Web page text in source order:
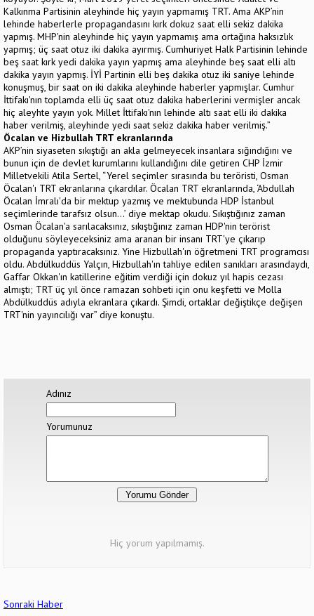
Kalkınma Partisinin aleyhinde hiç yayın yapmamış TRT. Ama AKP’nin
lehinde haberlerle propagandasını kırk dokuz saat elli sekiz dakika
yapmış. MHP'nin aleyhinde hiç yayın yapmamış ama ortağına haksızlık
yapmış; üç saat otuz iki dakika ayırmış. Cumhuriyet Halk Partisinin lehinde
beş saat kırk yedi dakika yayın yapmış ama aleyhinde beş saat elli altı
dakika yayın yapmış. İYİ Partinin elli beş dakika otuz iki saniye lehinde
konuşmuş, bir saat on iki dakika aleyhinde haberler yapmışlar. Cumhur
İttifakı'nın toplamda elli üç saat otuz dakika haberlerini vermişler ancak
hiç aleyhte yayın yok. Millet İttifakı'nın lehinde altı saat elli iki dakika
haber verilmiş, aleyhinde yedi saat sekiz dakika haber verilmiş.”
Öcalan ve Hizbullah TRT ekranlarında
AKP’nin siyaseten sıkıştığı an akla gelmeyecek insanlara sığındığını ve
bunun için de devlet kurumlarını kullandığını dile getiren CHP İzmir
Milletvekili Atila Sertel, “Yerel seçimler sırasında bu teröristi, Osman
Öcalan'ı TRT ekranlarına çıkardılar. Öcalan TRT ekranlarında, ‘Abdullah
Öcalan İmralı'da bir mektup yazmış ve mektubunda HDP İstanbul
seçimlerinde tarafsız olsun...’ diye mektap okudu. Sıkıştığınız zaman
Osman Öcalan'a sarılacaksınız, sıkıştığınız zaman HDP'nin terörist
olduğunu söyleyeceksiniz ama aranan bir insanı TRT'ye çıkarıp
propaganda yaptıracaksınız. Yine Hizbullah'ın öğretmeni TRT programcısı
oldu. Abdülkuddüs Yalçın, Hizbullah'ın tahliye edilen sanıkları arasındaydı,
Gaffar Okkan'ın katillerine eğitim verdiği için dokuz yıl hapis cezası
almıştı; TRT üç yıl önce ramazan sohbeti için onu keşfetti ve Molla
Abdülkuddüs adıyla ekranlara çıkardı. Şimdi, ortaklar değiştikçe değişen
TRT'nin yayıncılığı var” diye konuştu.
Adınız
Yorumunuz
Hiç yorum yapılmamış.
Sonraki Haber